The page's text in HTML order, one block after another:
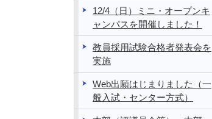
12/4（日）ミニ・オープンキ
ャンパスを開催しました！
教員採用試験合格者発表会を
実施
Web出願はじまりました（一
般入試・センター方式）